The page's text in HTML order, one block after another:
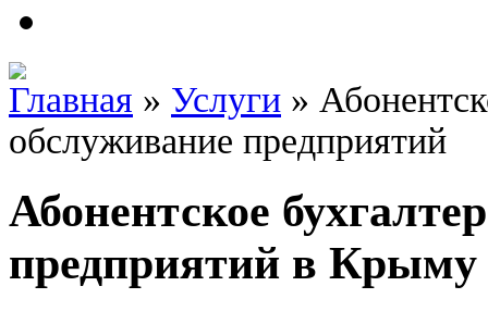
Главная » Услуги »
обслуживание предприятий
Абонентское
предприятий в Крыму